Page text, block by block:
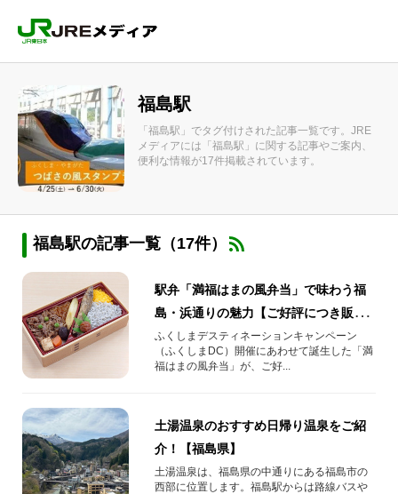
福島駅
「福島駅」でタグ付けされた記事一覧です。JRE
メディアには「福島駅」に関する記事やご案内、
便利な情報が17件掲載されています。
福島駅の記事一覧（17件）
駅弁「満福はまの風弁当」で味わう福
島・浜通りの魅力【ご好評につき販売
継続】
ふくしまデスティネーションキャンペーン
（ふくしまDC）開催にあわせて誕生した「満
福はまの風弁当」が、ご好...
土湯温泉のおすすめ日帰り温泉をご紹
介！【福島県】
土湯温泉は、福島県の中通りにある福島市の
西部に位置します。福島駅からは路線バスや